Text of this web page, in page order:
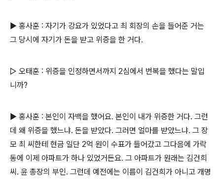
▶ 홍사훈 : 자기가 강요가 있었다고 최 회장의 손을 들어준 거는
그 당시에 자기가 돈을 받고 위증을 한 거다.
▷ 오태훈 : 위증을 인정하면서까지 2심에서 번복을 했다는 말입
니까?
▶ 홍사훈 : 본인이 자백을 했어요. 본인이 내가 위증한 거다. 그런
데 왜 위증을 했느냐. 돈을 받았다. 그러면 얼마를 받았느냐. 그 장
모 최 씨한테 현금 일단 2억 원이 수표가 들어갔고 그다음에 가락
동에 이제 아파트가 하나 있었거든요. 그 아파트가 원래는 김건희
씨. 윤 총장의 부인. 그런데 예전에는 이름이 김건희가 아니고 개명